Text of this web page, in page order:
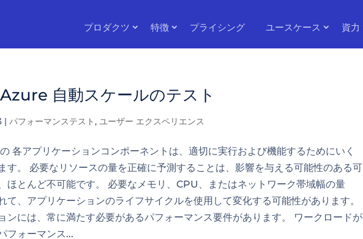
プロダクツ 特徴 プライシング ユースケース 資力
自動スケールのテスト
|パフォーマンステスト,ユーザー エクスペリエンス
各アプリケーションコンポーネントは、適切に実行および機能するためにいく
す。 必要なリソースの量を正確に予測することは、影響を与える可能性のある可
ほとんど不可能です。 必要なメモリ、CPU、またはネットワーク帯域幅の量
て、アプリケーションのライフサイクルを使用して変化する可能性があります。
ンには、常に満たす必要があるパフォーマンス要件があります。 ワークロードが
フォーマンス...